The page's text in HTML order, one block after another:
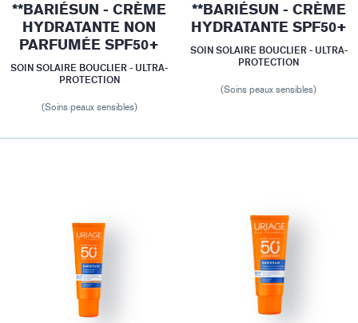
**BARIÉSUN - CRÈME
HYDRATANTE NON
PARFUMÉE SPF50+
SOIN SOLAIRE BOUCLIER - ULTRA-
PROTECTION
(Soins peaux sensibles)
**BARIÉSUN - CRÈME
HYDRATANTE SPF50+
SOIN SOLAIRE BOUCLIER - ULTRA-
PROTECTION
(Soins peaux sensibles)